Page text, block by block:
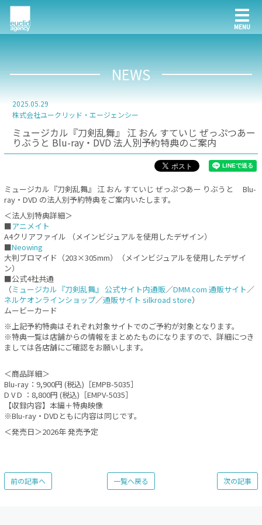
NEWS
2025.05.29
株式会社ユークリッド・エージェンシー
ミュージカル『刀剣乱舞』 江 おん すていじ ぜっぷつあー
りぶうと Blu-ray・DVD 法人別予約特典のご案内
ミュージカル『刀剣乱舞』 江 おん すていじ ぜっぷつあー りぶうと Blu-
ray・DVD の法人別予約特典をご案内いたします。
＜法人別特典詳細＞
■アニメイト
A4クリアファイル （メインビジュアルを使用したデザイン）
■Neowing
大判ブロマイド（203×305mm）（メインビジュアルを使用したデザイ
ン）
■公式4社共通
（ミュージカル『刀剣乱舞』 公式サイト内通販／DMM.com 通販サイト／
ネルケオンラインショップ／通販サイト silkroad store）
ムービーカード
※上記予約特典はそれぞれ対象サイトでのご予約が対象となります。
※特典一覧は店舗からの情報をまとめたものになりますので、詳細につき
ましては各店舗にご確認をお願いします。
＜商品詳細＞
Blu-ray：9,900円 (税込)［EMPB-5035］
D V D ：8,800円 (税込)［EMPV-5035］
【収録内容】本編＋特典映像
※Blu-ray・DVDともに内容は同じです。
＜発売日＞2026年 発売予定
次の記事
一覧へ戻る
前の記事へ